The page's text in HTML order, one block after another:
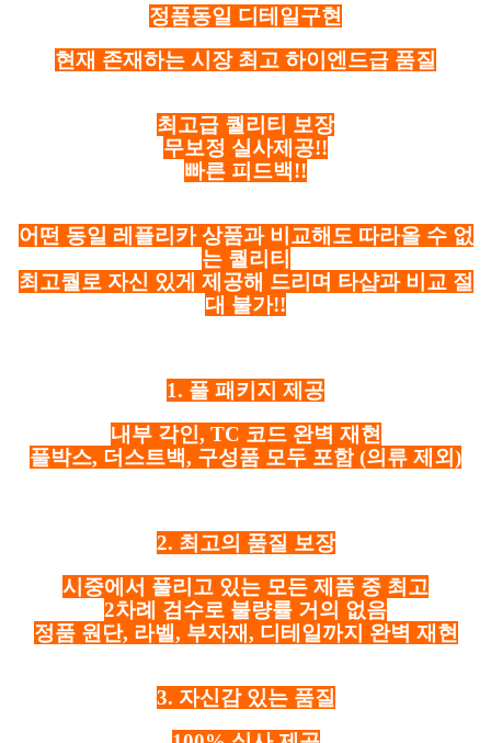
정품동일 디테일구현
현재 존재하는 시장 최고 하이엔드급 품질
최고급 퀄리티 보장
무보정 실사제공!!
빠른 피드백!!
어떤 동일 레플리카 상품과 비교해도 따라올 수 없
는 퀄리티
최고퀄로 자신 있게 제공해 드리며 타샵과 비교 절
대 불가!!
1. 풀 패키지 제공
내부 각인, TC 코드 완벽 재현
풀박스, 더스트백, 구성품 모두 포함 (의류 제외)
2. 최고의 품질 보장
시중에서 풀리고 있는 모든 제품 중 최고
2차례 검수로 불량률 거의 없음
정품 원단, 라벨, 부자재, 디테일까지 완벽 재현
3. 자신감 있는 품질